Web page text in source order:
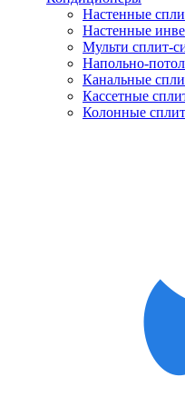
Настенные
Настенные
Мульти сплит-
Напольно-
Канальные
Кассетные
Колонные